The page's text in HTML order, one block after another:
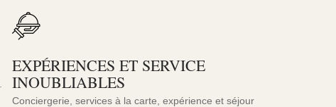
EXPÉRIENCES ET SERVICE
INOUBLIABLES
Conciergerie, services à la carte, expérience et séjour